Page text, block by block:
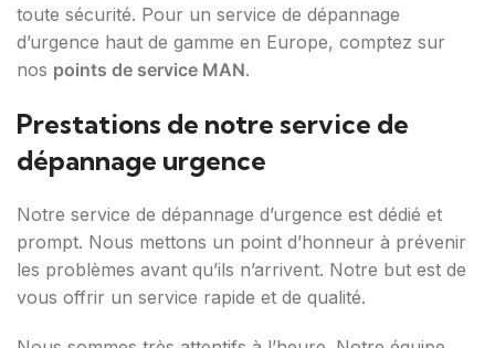
toute sécurité. Pour un service de dépannage
d’urgence haut de gamme en Europe, comptez sur
nos points de service MAN.
Prestations de notre service de
dépannage urgence
Notre service de dépannage d’urgence est dédié et
prompt. Nous mettons un point d’honneur à prévenir
les problèmes avant qu’ils n’arrivent. Notre but est de
vous offrir un service rapide et de qualité.